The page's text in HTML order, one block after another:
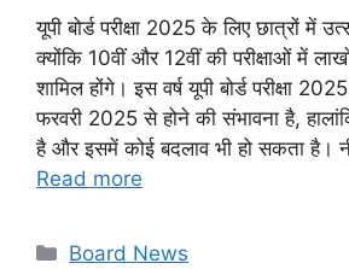
यूपी बोर्ड परीक्षा 2025 के लिए छात्रों में
क्योंकि 10वीं और 12वीं की परीक्षाओं में
शामिल होंगे। इस वर्ष यूपी बोर्ड परीक्षा
फरवरी 2025 से होने की संभावना है,
है और इसमें कोई बदलाव भी हो सकता है।
Read more
Categories
Board News